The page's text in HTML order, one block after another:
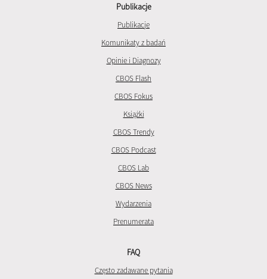
Publikacje
Publikacje
Komunikaty z badań
Opinie i Diagnozy
CBOS Flash
CBOS Fokus
Książki
CBOS Trendy
CBOS Podcast
CBOS Lab
CBOS News
Wydarzenia
Prenumerata
FAQ
Często zadawane pytania